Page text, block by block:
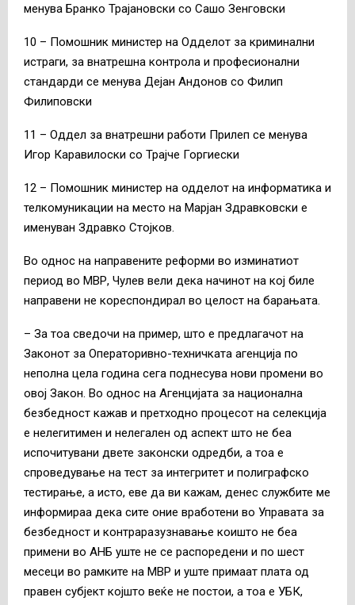
менува Бранко Трајановски со Сашо Зенговски
10 – Помошник министер на Одделот за криминални
истраги, за внатрешна контрола и професионални
стандарди се менува Дејан Андонов со Филип
Филиповски
11 – Оддел за внатрешни работи Прилеп се менува
Игор Каравилоски со Трајче Горгиески
12 – Помошник министер на одделот на информатика и
телкомуникации на место на Марјан Здравковски е
именуван Здравко Стојков.
Во однос на направените реформи во изминатиот
период во МВР, Чулев вели дека начинот на кој биле
направени не кореспондирал во целост на барањата.
– За тоа сведочи на пример, што е предлагачот на
Законот за Операторивно-техничката агенција по
неполна цела година сега поднесува нови промени во
овој Закон. Во однос на Агенцијата за национална
безбедност кажав и претходно процесот на селекција
е нелегитимен и нелегален од аспект што не беа
испочитувани двете законски одредби, а тоа е
спроведување на тест за интегритет и полиграфско
тестирање, а исто, еве да ви кажам, денес службите ме
информираа дека сите оние вработени во Управата за
безбедност и контраразузнавање коишто не беа
примени во АНБ уште не се распоредени и по шест
месеци во рамките на МВР и уште примаат плата од
правен субјект којшто веќе не постои, а тоа е УБК,